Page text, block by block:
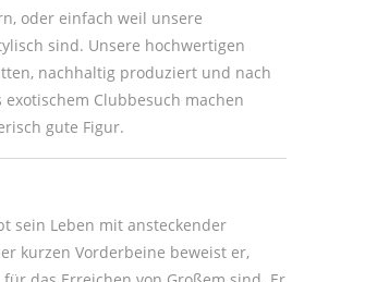
oder einfach weil unsere
sind. Unsere hochwertigen
nachhaltig produziert und nach
Clubbesuch machen
gute Figur.
sein Leben mit ansteckender
kurzen Vorderbeine beweist er,